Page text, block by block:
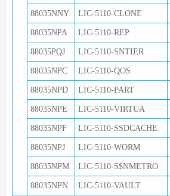
88035NNY LIC-5110-CLONE
88035NPA LIC-5110-REP
88035PQJ LIC-5110-SNTIER
88035NPC LIC-5110-QOS
88035NPD LIC-5110-PART
88035NPE LIC-5110-VIRTUA
88035NPF LIC-5110-SSDCACHE
88035NPJ LIC-5110-WORM
88035NPM LIC-5110-S$NMETRO
88035NPN LIC-5110-VAULT